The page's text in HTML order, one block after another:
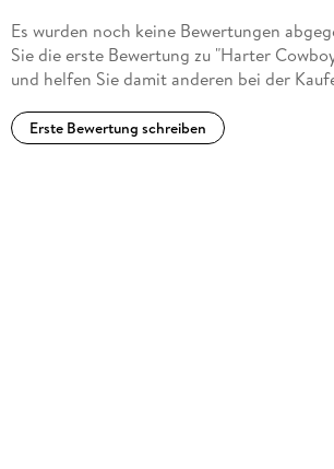
Es wurden noch keine Bewertungen
Sie die erste Bewertung zu "Harter
und helfen Sie damit anderen bei der
Erste Bewertung schreiben